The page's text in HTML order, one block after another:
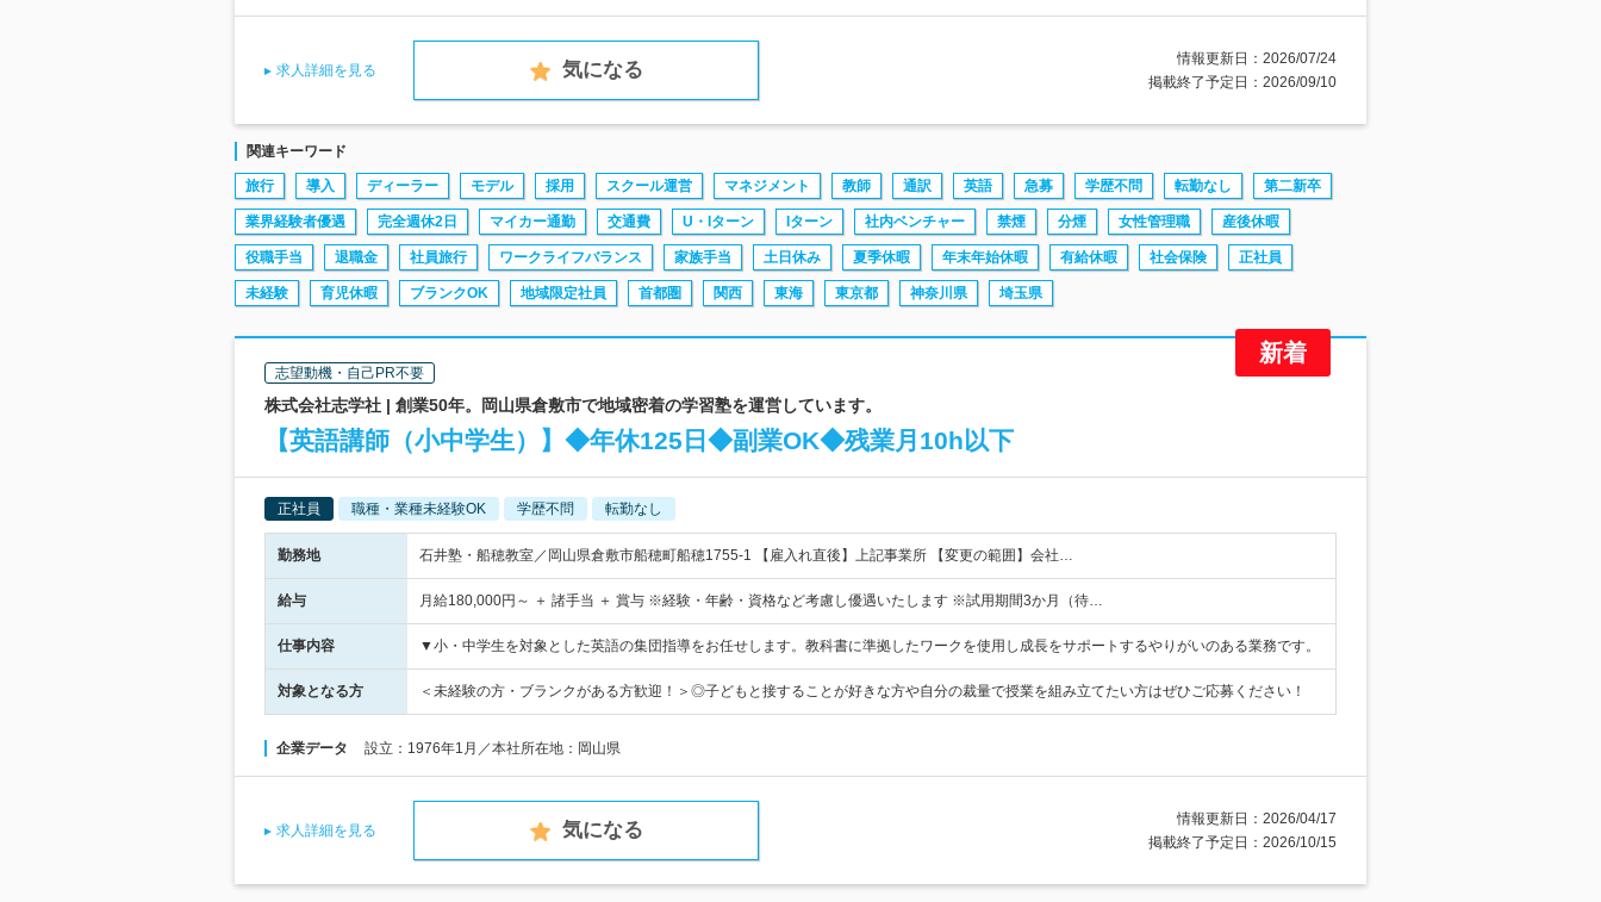
求人詳細を見る 気になる
情報更新日：2026/07/24
掲載終了予定日：2026/09/10
関連キーワード
旅行 導入 ディーラー モデル 採用 スクール運営 マネジメント 教師 通訳 英語 急募 学歴不問 転勤なし 第二新卒
業界経験者優遇 完全週休2日 マイカー通勤 交通費 U・Iターン Iターン 社内ベンチャー 禁煙 分煙 女性管理職 産後休暇
役職手当 退職金 社員旅行 ワークライフバランス 家族手当 土日休み 夏季休暇 年末年始休暇 有給休暇 社会保険 正社員
未経験 育児休暇 ブランクOK 地域限定社員 首都圏 関西 東海 東京都 神奈川県 埼玉県
志望動機・自己PR不要
株式会社志学社 | 創業50年。岡山県倉敷市で地域密着の学習塾を運営しています。
【英語講師（小中学生）】◆年休125日◆副業OK◆残業月10h以下
正社員 職種・業種未経験OK 学歴不問 転勤なし
勤務地 石井塾・船穂教室／岡山県倉敷市船穂町船穂1755-1 【雇入れ直後】上記事業所 【変更の範囲】会社…
給与 月給180,000円～ ＋ 諸手当 ＋ 賞与 ※経験・年齢・資格など考慮し優遇いたします ※試用期間3か月（待…
仕事内容 ▼小・中学生を対象とした英語の集団指導をお任せします。教科書に準拠したワークを使用し成長をサポートするやりがいのある業務です。
対象となる方 ＜未経験の方・ブランクがある方歓迎！＞◎子どもと接することが好きな方や自分の裁量で授業を組み立てたい方はぜひご応募ください！
企業データ 設立：1976年1月／本社所在地：岡山県
求人詳細を見る 気になる
情報更新日：2026/04/17
掲載終了予定日：2026/10/15